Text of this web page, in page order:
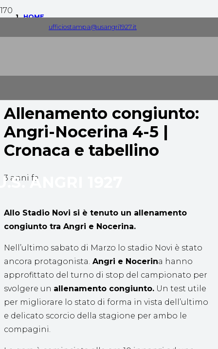
ufficiostampa@usangri1927.it
ANGRI 1927
HOME
Allenamento congiunto:
Angri-Nocerina 4-5 |
Cronaca e tabellino
3 anni fa
Allo Stadio Novi si è tenuto un allenamento
congiunto tra Angri e Nocerina.
Nell’ultimo sabato di Marzo lo stadio Novi è stato
ancora protagonista. Angri e Nocerina hanno
approfittato del turno di stop del campionato per
svolgere un allenamento congiunto. Un test utile
per migliorare lo stato di forma in vista dell’ultimo
e delicato scorcio della stagione per ambo le
compagini.